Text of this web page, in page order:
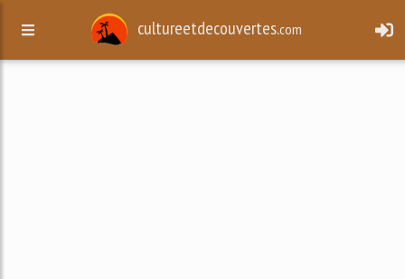
cultureetdecouvertes.com